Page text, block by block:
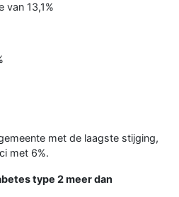
van 13,1%
met de laagste stijging,
met 6%.
type 2 meer dan